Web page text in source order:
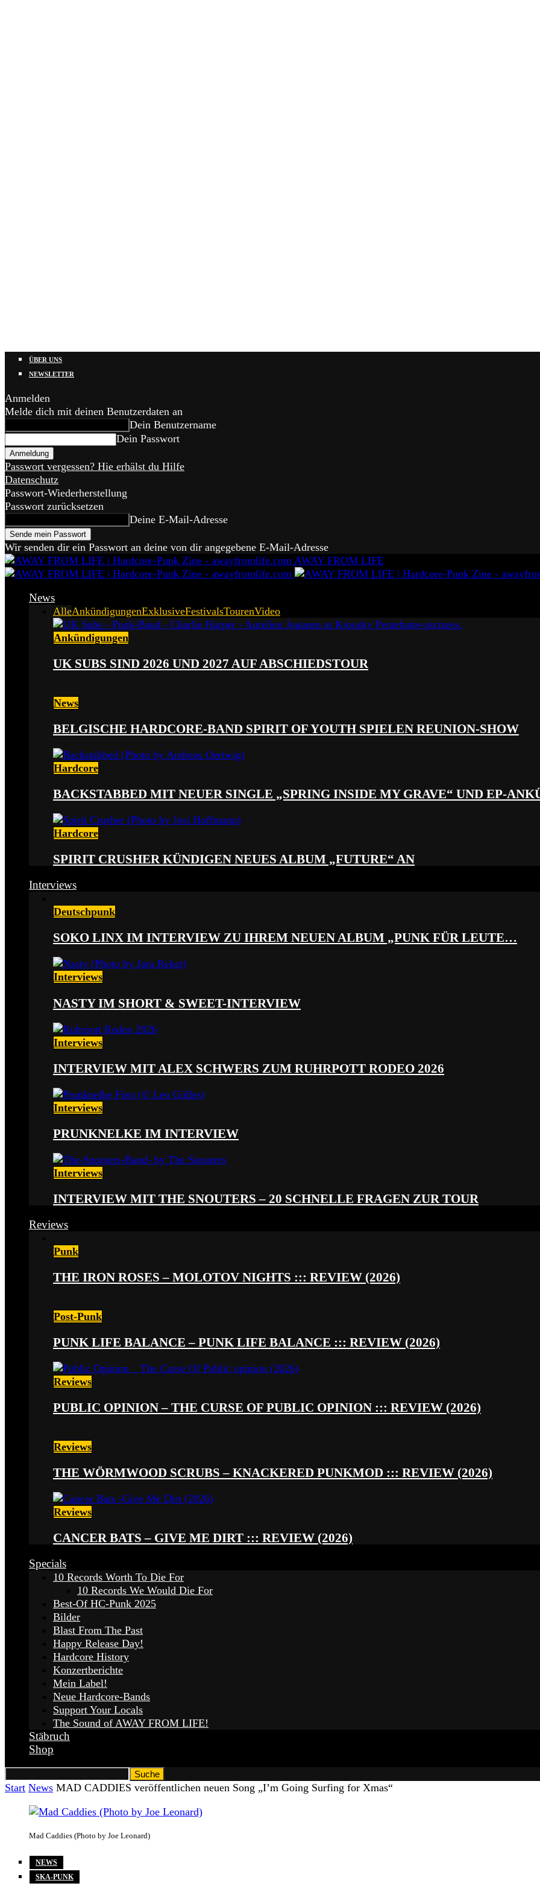
ÜBER UNS
NEWSLETTER
Anmelden
Melde dich mit deinen Benutzerdaten an
Dein Benutzername
Dein Passwort
Passwort vergessen? Hie erhälst du Hilfe
Datenschutz
Passwort-Wiederherstellung
Passwort zurücksetzen
Deine E-Mail-Adresse
Wir senden dir ein Passwort an deine von dir angegebene E-Mail-Adresse
AWAY FROM LIFE
News
AlleAnkündigungenExklusiveFestivalsTourenVideo
Ankündigungen
UK SUBS SIND 2026 UND 2027 AUF ABSCHIEDSTOUR
News
BELGISCHE HARDCORE-BAND SPIRIT OF YOUTH SPIELEN REUNION-SHOW
Hardcore
BACKSTABBED MIT NEUER SINGLE „SPRING INSIDE MY GRAVE“ UND EP-
Hardcore
SPIRIT CRUSHER KÜNDIGEN NEUES ALBUM „FUTURE“ AN
Interviews
Deutschpunk
SOKO LINX IM INTERVIEW ZU IHREM NEUEN ALBUM „PUNK FÜR LEUTE…
Interviews
NASTY IM SHORT & SWEET-INTERVIEW
Interviews
INTERVIEW MIT ALEX SCHWERS ZUM RUHRPOTT RODEO 2026
Interviews
PRUNKNELKE IM INTERVIEW
Interviews
INTERVIEW MIT THE SNOUTERS – 20 SCHNELLE FRAGEN ZUR TOUR
Reviews
Punk
THE IRON ROSES – MOLOTOV NIGHTS ::: REVIEW (2026)
Post-Punk
PUNK LIFE BALANCE – PUNK LIFE BALANCE ::: REVIEW (2026)
Reviews
PUBLIC OPINION – THE CURSE OF PUBLIC OPINION ::: REVIEW (2026)
Reviews
THE WÖRMWOOD SCRUBS – KNACKERED PUNKMOD ::: REVIEW (2026)
Reviews
CANCER BATS – GIVE ME DIRT ::: REVIEW (2026)
Specials
10 Records Worth To Die For
10 Records We Would Die For
Best-Of HC-Punk 2025
Bilder
Blast From The Past
Happy Release Day!
Hardcore History
Konzertberichte
Mein Label!
Neue Hardcore-Bands
Support Your Locals
The Sound of AWAY FROM LIFE!
Stäbruch
Shop
Start News MAD CADDIES veröffentlichen neuen Song „I’m Going Surfing for Xmas“
Mad Caddies (Photo by Joe Leonard)
NEWS
SKA-PUNK